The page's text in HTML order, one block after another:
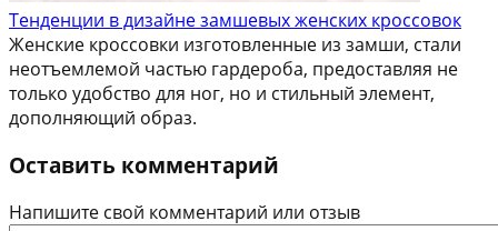
Тенденции в дизайне замшевых женских кроссовок
Женские кроссовки изготовленные из замши, стали
неотъемлемой частью гардероба, предоставляя не
только удобство для ног, но и стильный элемент,
дополняющий образ.
Оставить комментарий
Напишите свой комментарий или отзыв